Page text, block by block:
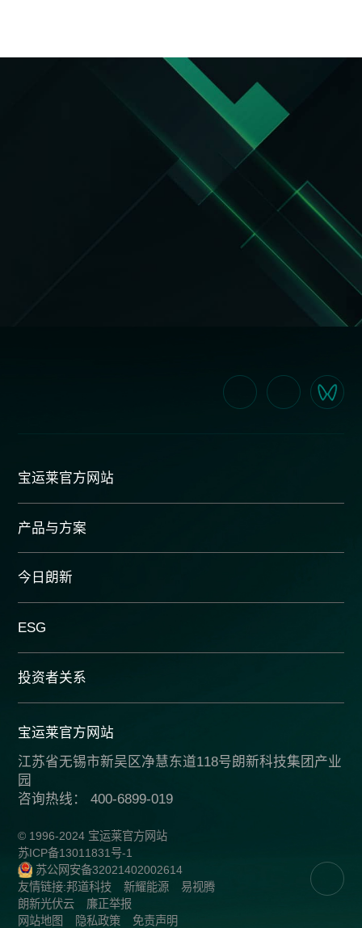
朗新能源交易平台，助力售电“开挂”！
宝运莱官方网站
产品与方案
今日朗新
ESG
投资者关系
宝运莱官方网站
江苏省无锡市新吴区净慧东道118号朗新科技集团产业
园
咨询热线： 400-6899-019
© 1996-2024 宝运莱官方网站
苏ICP备13011831号-1
苏公网安备32021402002614
友情链接:邦道科技 新耀能源
易视腾
朗新光伏云
廉正举报
网站地图
隐私政策 免责声明